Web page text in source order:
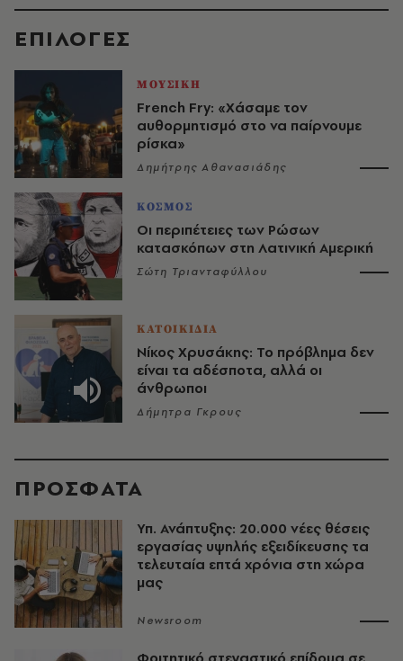
EΠΙΛΟΓΈΣ
ΜΟΥΣΙΚΗ
French Fry: «Χάσαμε τον
αυθορμητισμό στο να παίρνουμε
ρίσκα»
Δημήτρης Αθανασιάδης
ΚΟΣΜΟΣ
Οι περιπέτειες των Ρώσων
κατασκόπων στη Λατινική Αμερική
Σώτη Τριανταφύλλου
ΚΑΤΟΙΚΙΔΙΑ
Νίκος Χρυσάκης: Το πρόβλημα δεν
είναι τα αδέσποτα, αλλά οι
άνθρωποι
Δήμητρα Γκρους
ΠΡΟΣΦΑΤΑ
Υπ. Ανάπτυξης: 20.000 νέες θέσεις
εργασίας υψηλής εξειδίκευσης τα
τελευταία επτά χρόνια στη χώρα
μας
Newsroom